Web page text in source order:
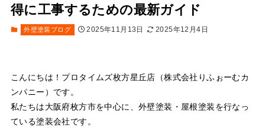
得に工事するための最新ガイド
外壁塗装ブログ 2025年11月13日 2025年12月4日
こんにちは！プロタイムズ枚方星丘店（株式会社りふぉーむカ
ンパニー）です。
私たちは大阪府枚方市を中心に、外壁塗装・屋根塗装を行なっ
ている塗装会社です。